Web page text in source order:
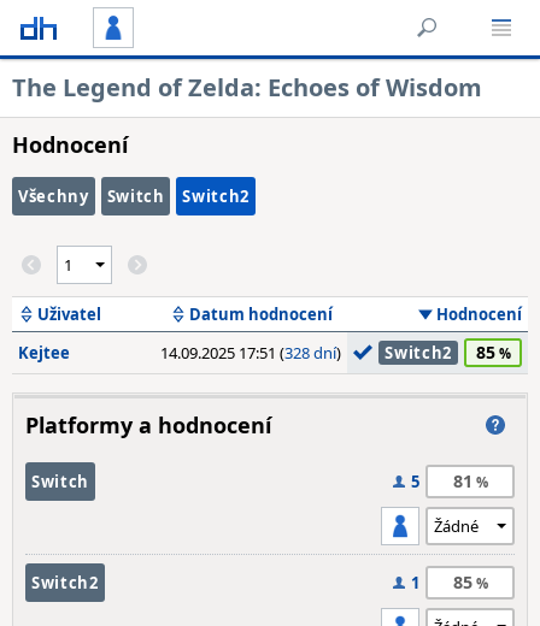
The Legend of Zelda: Echoes of Wisdom
Hodnocení
Všechny Switch Switch2
Uživatel Datum hodnocení
Hodnocení
Kejtee
14.09.2025 17:51 (328 dní) Switch2 85
Platformy a hodnocení
Switch 5 81
Switch2 1 85